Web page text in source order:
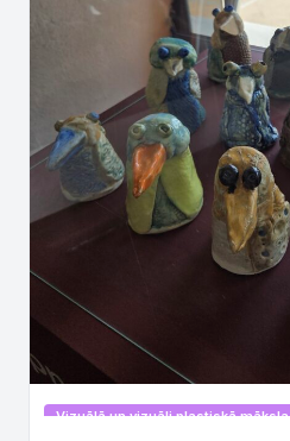
Vizuālā un vizuāli plastiskā māksla